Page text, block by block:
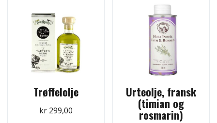
Trøffelolje
kr299,00
Urteolje, fransk
(timian og
rosmarin)